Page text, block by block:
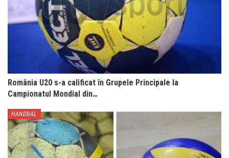
România U20 s-a calificat în Grupele Principale la
Campionatul Mondial din…
HANDBAL